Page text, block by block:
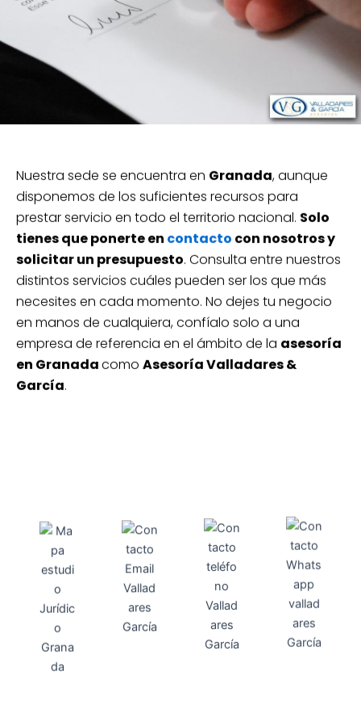
Nuestra sede se encuentra en Granada, aunque
disponemos de los suficientes recursos para
prestar servicio en todo el territorio nacional. Solo
tienes que ponerte en contacto con nosotros y
solicitar un presupuesto. Consulta entre nuestros
distintos servicios cuáles pueden ser los que más
necesites en cada momento. No dejes tu negocio
en manos de cualquiera, confíalo solo a una
empresa de referencia en el ámbito de la asesoría
en Granadacomo Asesoría Valladares &
García.